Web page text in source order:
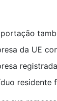
da UE
residente